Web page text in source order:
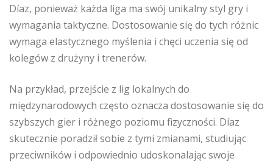
Díaz, ponieważ każda liga ma swój unikalny styl gry i
wymagania taktyczne. Dostosowanie się do tych różnic
wymaga elastycznego myślenia i chęci uczenia się od
kolegów z drużyny i trenerów.
Na przykład, przejście z lig lokalnych do
międzynarodowych często oznacza dostosowanie się do
szybszych gier i różnego poziomu fizyczności. Díaz
skutecznie poradził sobie z tymi zmianami, studiując
przeciwników i odpowiednio udoskonalając swoje